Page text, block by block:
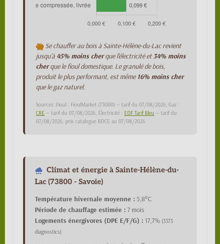
Se chauffer au bois à Sainte-Hélène-du-Lac revient
jusqu'à 45% moins cherque l'électricité et34% moins
cherque le fioul domestique. Le granulé de bois,
produit le plus performant, est même 16% moins cher
que le gaz naturel.
Sources :Fioul : FioulMarket (73000) — tarif du 07/08/2026, Gaz :
CRE — tarif du 07/08/2026, Électricité : EDF Tarif Bleu — tarif du
07/08/2026, prix catalogue BDCE au 07/08/2026
Climat et énergie à Sainte-Hélène-du-
Lac (73800 - Savoie)
Température hivernale moyenne : 5,8°C
Période de chauffage estimée : 7 mois
Logements énergivores (DPE E/F/G) : 17,7% (3373
diagnostics)